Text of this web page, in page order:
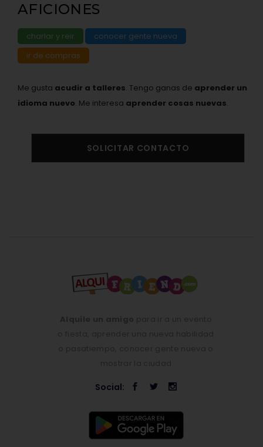
AFICIONES
charlar y reir
conocer gente nueva
ir de compras
Me gusta acudir a talleres. Tengo ganas de aprender un
idioma nuevo. Me interesa aprender cosas nuevas.
SOLICITAR CONTACTO
Social: